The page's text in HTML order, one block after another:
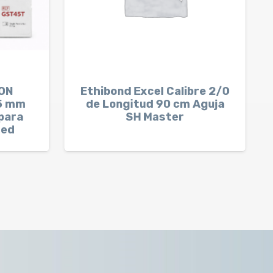
mm
Ethibond Excel Calibre 2/0
de Longitud 90 cm Aguja
SH Master